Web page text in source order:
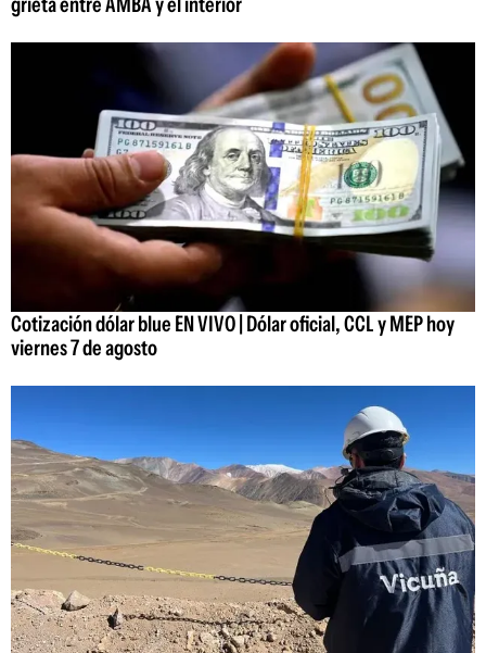
Cotización dólar blue EN VIVO | Dólar oficial, CCL y MEP hoy
viernes 7 de agosto